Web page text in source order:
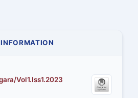
Vol1.Iss1.2023